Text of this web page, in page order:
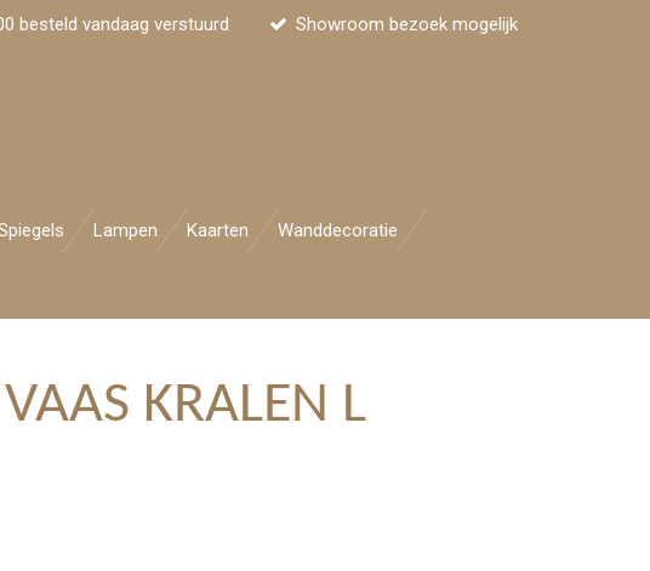
besteld vandaag verstuurd Showroom bezoek mogelijk
Lampen Kaarten Wanddecoratie
KRALEN L